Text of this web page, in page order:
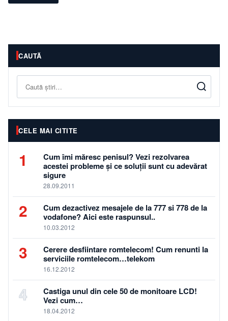
CAUTĂ
Caută
CELE MAI CITITE
1
Cum îmi măresc penisul? Vezi rezolvarea
acestei probleme și ce soluții sunt cu adevărat
sigure
28.09.2011
2
Cum dezactivez mesajele de la 777 si 778 de la
vodafone? Aici este raspunsul..
10.03.2012
3
Cerere desfiintare romtelecom! Cum renunti la
serviciile romtelecom…telekom
16.12.2012
4
Castiga unul din cele 50 de monitoare LCD!
Vezi cum…
18.04.2012